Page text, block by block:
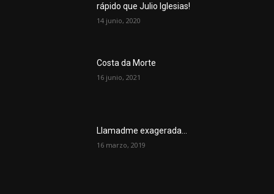
rápido que Julio Iglesias!
14 junio, 2020
Costa da Morte
16 junio, 2021
Llamadme exagerada…
16 marzo, 2019